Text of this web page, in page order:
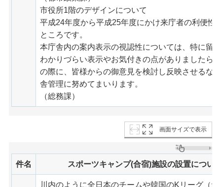
市役所1階のデザインについて
平成24年度から平成25年度にかけ来庁者の利便性
ところです。
本庁舎内の案内表示の視認性については、特に留
わかりづらい表示やお気付きの点がありましたら
の際に、皆様からの御意見を検討し反映させるな
舎管理に努めてまいります。
（総務課）
画面サイズで表示
件名 スポーツキャンプ(合宿)施設の設置につい
川内のように全日本のチームや韓国のKリーグ（